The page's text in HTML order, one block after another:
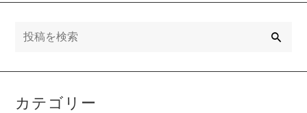
カテゴリー